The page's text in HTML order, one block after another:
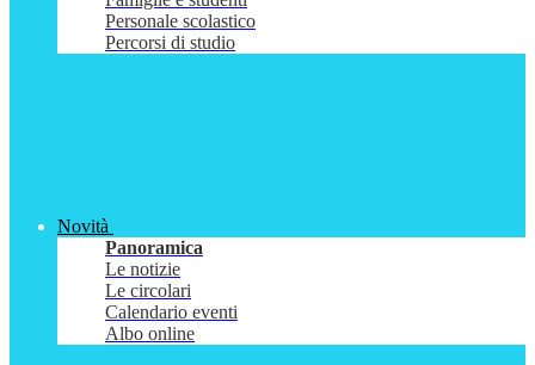
Personale scolastico
Percorsi di studio
Novità
Panoramica
Le notizie
Le circolari
Calendario eventi
Albo online